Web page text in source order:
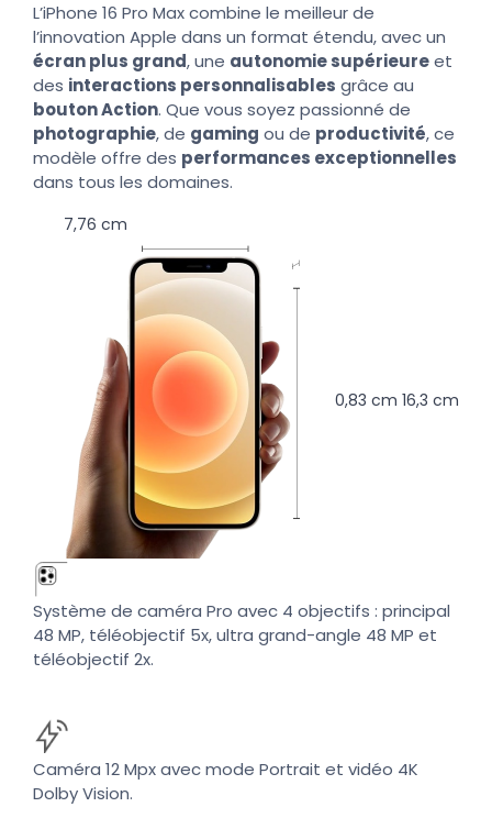
L’iPhone 16 Pro Max combine le meilleur de
l’innovation Apple dans un format étendu, avec un
écran plus grand, une autonomie supérieureet
des interactions personnalisables grâce au
bouton Action. Que vous soyez passionné de
photographie, de gaming ou de productivité, ce
modèle offre des performances exceptionnelles
dans tous les domaines.
7,76 cm
0,83 cm 16,3 cm
Système de caméra Pro avec 4 objectifs : principal
48 MP, téléobjectif 5x, ultra grand-angle 48 MP et
téléobjectif 2x.
Caméra 12 Mpx avec mode Portrait et vidéo 4K
Dolby Vision.